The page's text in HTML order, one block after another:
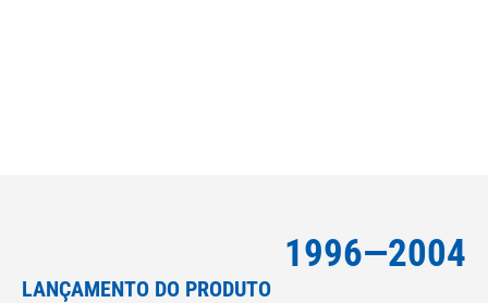
LANÇAMENTO DO PRODUTO
1996—2004